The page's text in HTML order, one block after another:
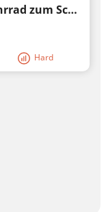
Tagesausflug mit dem Elektrofahrrad zum Schloss Neues Schloss Ingelfingen
Hard